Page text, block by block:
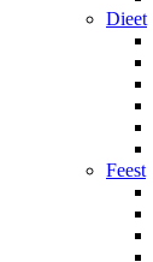
Dieet
Feest